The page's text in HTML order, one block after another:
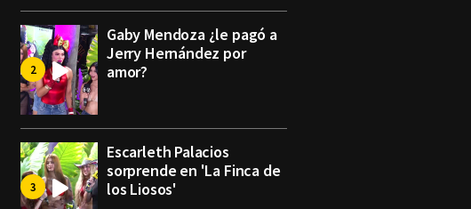
Gaby Mendoza ¿le pagó a
Jerry Hernández por
amor?
Escarleth Palacios
sorprende en 'La Finca de
los Liosos'